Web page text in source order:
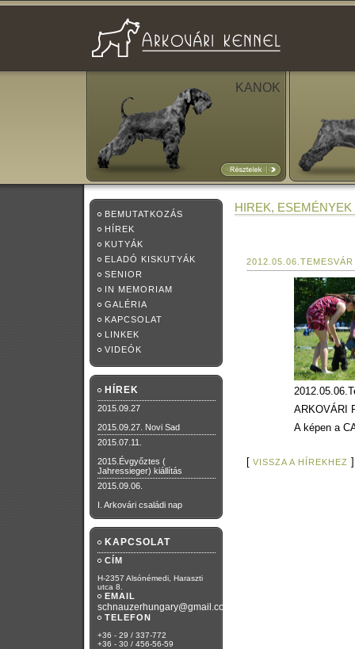
KANOK
BEMUTATKOZÁS
HÍREK
KUTYÁK
ELADÓ KISKUTYÁK
SENIOR
IN MEMORIAM
GALÉRIA
KAPCSOLAT
LINKEK
VIDEÓK
HÍREK
2015.09.27
2015.09.27. Novi Sad
2015.07.11.
2015.Évgyőztes (
Jahressieger) kiállítás
2015.09.06.
I. Arkovári családi nap
KAPCSOLAT
CÍM
H-2357 Alsónémedi, Haraszti
utca 8.
EMAIL
schnauzerhungary@gmail.com
TELEFON
+36 - 29 / 337-772
+36 - 30 / 456-56-59
HIREK, ESEMÉNYEK
2012.05.06.TEMESVÁR
ARKOVÁRI
A képen a
[ VISSZA A HÍREKHEZ ]